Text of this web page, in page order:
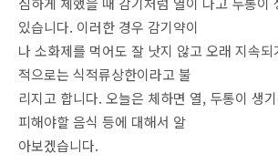
있습니다. 이러한 경우 감기약이
나 소화제를 먹어도 잘 낫지 않고 오래 지속
적으로는 식적류상한이라고 불
리지고 합니다. 오늘은 체하면 열, 두통이 생
피해야할 음식 등에 대해서 알
아보겠습니다.